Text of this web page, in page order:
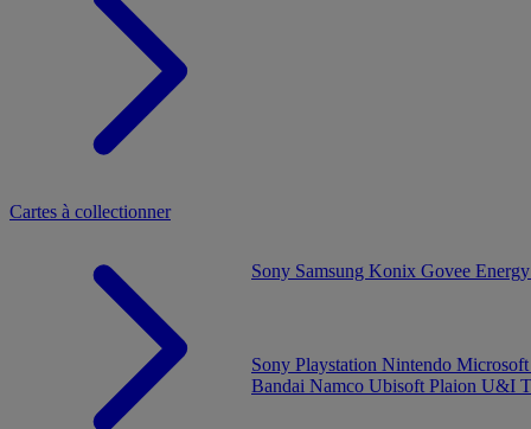
Sony Playstation Nintendo
Bandai Namco Ubisoft Plaion U&I
Cartes à collectionner
Sony Samsung Konix Govee